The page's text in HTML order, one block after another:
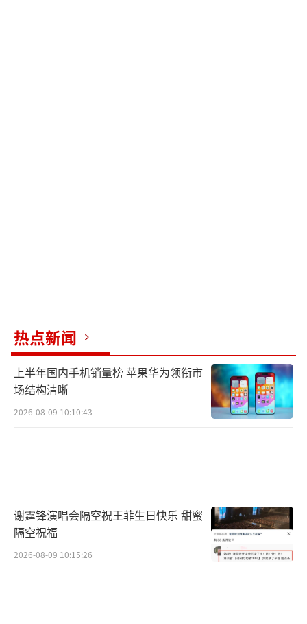
热点新闻
上半年国内手机销量榜 苹果华为领衔市
场结构清晰
2026-08-09 10:10:43
谢霆锋演唱会隔空祝王菲生日快乐 甜蜜
隔空祝福
2026-08-09 10:15:26